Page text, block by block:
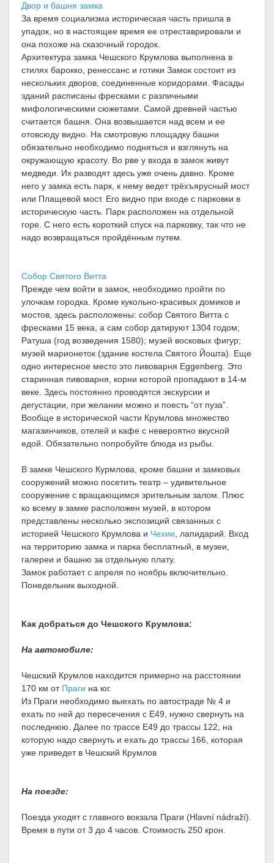
Двор и башня замка
За время социализма историческая часть пришла в
упадок, но в настоящее время ее отреставрировали и
она похоже на сказочный городок.
Архитектура замка Чешского Крумлова выполнена в
стилях барокко, ренессанс и готики Замок состоит из
нескольких дворов, соединенные коридорами. Фасады
зданий расписаны фресками с различными
мифологическими сюжетами. Самой древней частью
считается башня. Она возвышается над всем и ее
отовсюду видно. На смотровую площадку башни
обязательно необходимо подняться и взглянуть на
окружающую красоту. Во рве у входа в замок живут
медведи. Их разводят здесь уже очень давно. Кроме
него у замка есть парк, к нему ведет трёхъярусный мост
или Плащевой мост. Его видно при входе с парковки в
историческую часть. Парк расположен на отдельной
горе. С него есть короткий спуск на парковку, так что не
надо возвращаться пройдённым путем.
Собор Святого Витта
Прежде чем войти в замок, необходимо пройти по
улочкам городка. Кроме кукольно-красивых домиков и
мостов, здесь расположены: собор Святого Витта с
фресками 15 века, а сам собор датируют 1304 годом;
Ратуша (год возведения 1580); музей восковых фигур;
музей марионеток (здание костела Святого Йошта). Еще
одно интересное место это пивоварня Eggenberg. Это
старинная пивоварня, корни которой пропадают в 14-м
веке. Здесь постоянно проводятся экскурсии и
дегустации, при желании можно и поесть “от пуза”.
Вообще в исторической части Крумлова множество
магазинчиков, отелей и кафе с невероятно вкусной
едой. Обязательно попробуйте блюда из рыбы.
В замке Чешского Курмлова, кроме башни и замковых
сооружений можно посетить театр – удивительное
сооружение с вращающимся зрительным залом. Плюс
ко всему в замке расположен музей, в котором
представлены несколько экспозиций связанных с
историей Чешского Крумлова и Чехии, лапидарий. Вход
на территорию замка и парка бесплатный, в музеи,
галереи и башню за отдельную плату.
Замок работает с апреля по ноябрь включительно.
Понедельник выходной.
Как добраться до Чешского Крумлова:
На автомобиле:
Чешский Крумлов находится примерно на расстоянии
170 км от Праги на юг.
Из Праги необходимо выехать по автостраде № 4 и
ехать по ней до пересечения с E49, нужно свернуть на
последнюю. Далее по трассе Е49 до трассы 122, на
которую надо свернуть и ехать до трассы 166, которая
уже приведет в Чешский Крумлов
На поезде:
Поезда уходят с главного вокзала Праги (Hlavní nádraží).
Время в пути от 3 до 4 часов. Стоимость 250 крон.